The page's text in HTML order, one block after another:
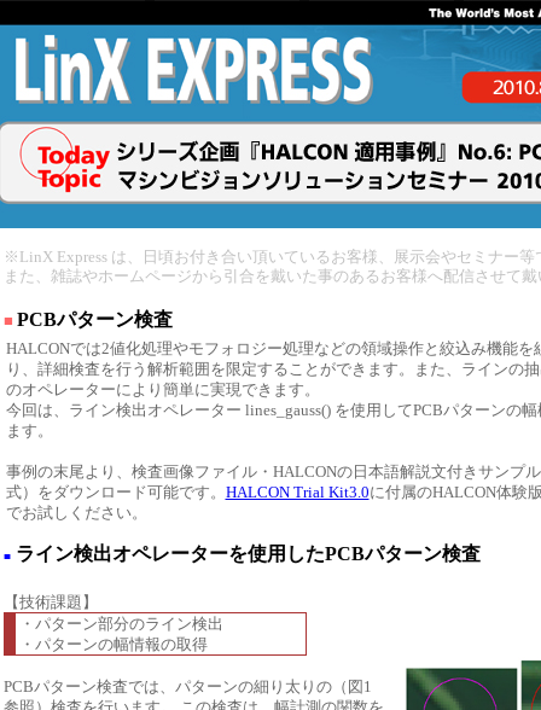
※LinX Express は、日頃お付き合い頂いているお客様、展示会やセミナー等
また、雑誌やホームページから引合を戴いた事のあるお客様へ配信させて
■ PCBパターン検査
HALCONでは2値化処理やモフォロジー処理などの領域操作と絞込み機能を
り、詳細検査を行う解析範囲を限定することができます。また、ラインの
のオペレーターにより簡単に実現できます。
今回は、ライン検出オペレーター lines_gauss() を使用してPCBパターンの
ます。
事例の末尾より、検査画像ファイル・HALCONの日本語解説文付きサンプ
式）をダウンロード可能です。 HALCON Trial Kit3.0に付属のHALCON体験
でお試しください。
■ ライン検出オペレーターを使用したPCBパターン検査
【技術課題】
・パターン部分のライン検出
・パターンの幅情報の取得
PCBパターン検査では、パターンの細り太りの（図1